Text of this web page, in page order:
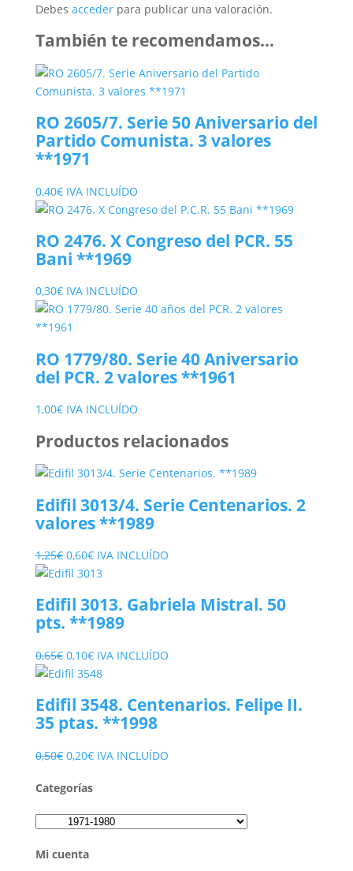
Debes accederpara publicar una valoración.
También te recomendamos…
RO 2605/7. Serie 50 Aniversario del
Partido Comunista. 3 valores
**1971
0,40€ IVA INCLUÍDO
RO 2476. X Congreso del PCR. 55
Bani **1969
0,30€ IVA INCLUÍDO
RO 1779/80. Serie 40 Aniversario
del PCR. 2 valores **1961
1,00€ IVA INCLUÍDO
Productos relacionados
Edifil 3013/4. Serie Centenarios. 2
valores **1989
1,25€ El
precio
era:
1,25€.
0,60€El
precio
es:
0,60€.
IVA INCLUÍDO
Edifil 3013. Gabriela Mistral. 50
pts. **1989
0,65€ El
precio
era:
0,65€.
0,10€El
precio
es:
0,10€.
IVA INCLUÍDO
Edifil 3548. Centenarios. Felipe II.
35 ptas. **1998
0,50€ El
original
0,50€.
0,20€El
actual
0,20€.
IVA INCLUÍDO
Categorías
Mi cuenta